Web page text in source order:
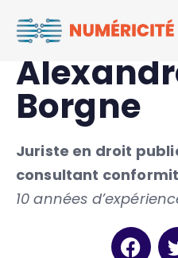
Borgne
Juriste en droit
consultant
10 années